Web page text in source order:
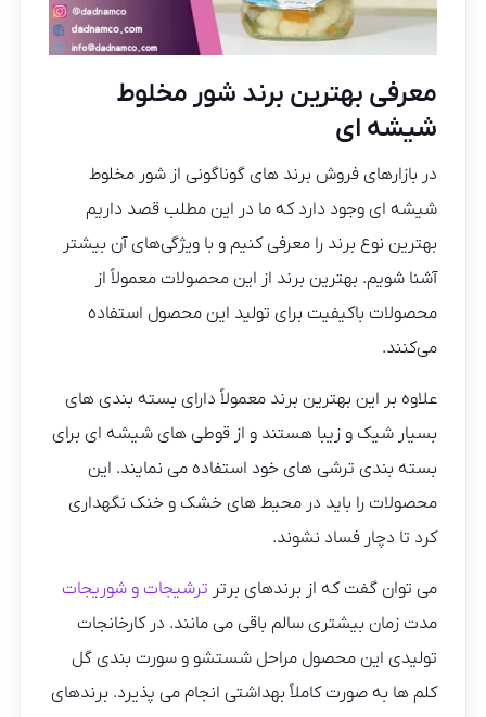
معرفی بهترین برند شور مخلوط
شیشه ای
در بازارهای فروش برند های گوناگونی از شور مخلوط
شیشه ای وجود دارد که ما در این مطلب قصد داریم
بهترین نوع برند را معرفی کنیم و با ویژگی‌های آن بیشتر
آشنا شویم. بهترین برند از این محصولات معمولاً از
محصولات باکیفیت برای تولید این محصول استفاده
می‌کنند.
علاوه بر این بهترین‌ برند معمولاً دارای بسته بندی های
بسیار شیک و زیبا هستند و از قوطی های شیشه ای برای
بسته بندی ترشی های خود استفاده می نمایند. این
محصولات را باید در محیط های خشک و خنک نگهداری
کرد تا دچار فساد نشوند.
می توان گفت که از برندهای برتر ترشیجات و شوریجات
مدت زمان بیشتری سالم باقی می مانند. در کارخانجات
تولیدی این محصول مراحل شستشو و سورت بندی گل
کلم ها به صورت کاملاً بهداشتی انجام می پذیرد. برندهای